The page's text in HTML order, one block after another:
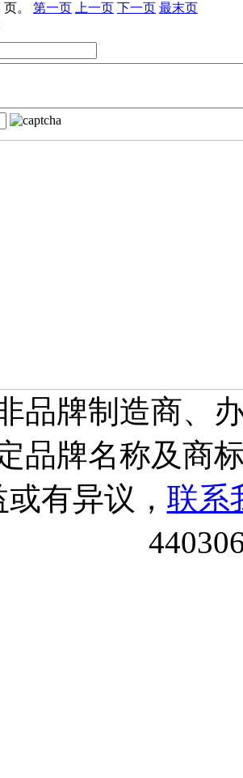
。 第一页 上一页 下一页 最末页
品牌制造商、
品牌名称及商
有异议， 联系